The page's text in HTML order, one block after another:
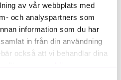
av vår webbplats med
och analyspartners som
information som du har
in från din användning
också att vi behandlar dina